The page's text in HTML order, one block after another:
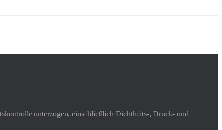
unterzogen, einschließlich Dichtheits-, Druck- und